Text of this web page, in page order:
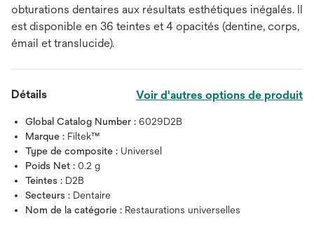
obturations dentaires aux résultats esthétiques inégalés. Il
est disponible en 36 teintes et 4 opacités (dentine, corps,
émail et translucide).
Détails Voir d'autres options de produit
Global Catalog Number : 6029D2B
Marque : Filtek™
Type de composite : Universel
Poids Net : 0.2 g
Teintes : D2B
Secteurs : Dentaire
Nom de la catégorie : Restaurations universelles